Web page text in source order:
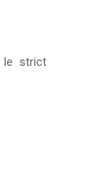
le strict